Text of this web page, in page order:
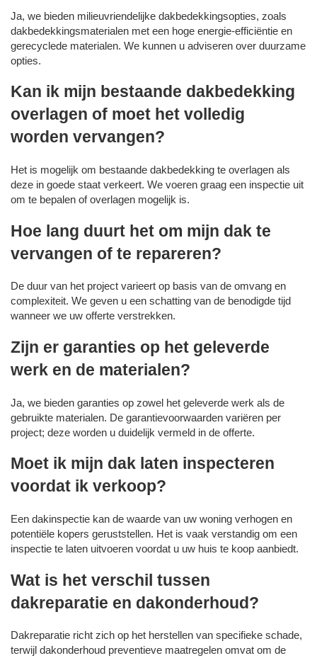
Ja, we bieden milieuvriendelijke dakbedekkingsopties, zoals
dakbedekkingsmaterialen met een hoge energie-efficiëntie en
gerecyclede materialen. We kunnen u adviseren over duurzame
opties.
Kan ik mijn bestaande dakbedekking
overlagen of moet het volledig
worden vervangen?
Het is mogelijk om bestaande dakbedekking te overlagen als
deze in goede staat verkeert. We voeren graag een inspectie uit
om te bepalen of overlagen mogelijk is.
Hoe lang duurt het om mijn dak te
vervangen of te repareren?
De duur van het project varieert op basis van de omvang en
complexiteit. We geven u een schatting van de benodigde tijd
wanneer we uw offerte verstrekken.
Zijn er garanties op het geleverde
werk en de materialen?
Ja, we bieden garanties op zowel het geleverde werk als de
gebruikte materialen. De garantievoorwaarden variëren per
project; deze worden u duidelijk vermeld in de offerte.
Moet ik mijn dak laten inspecteren
voordat ik verkoop?
Een dakinspectie kan de waarde van uw woning verhogen en
potentiële kopers geruststellen. Het is vaak verstandig om een
inspectie te laten uitvoeren voordat u uw huis te koop aanbiedt.
Wat is het verschil tussen
dakreparatie en dakonderhoud?
Dakreparatie richt zich op het herstellen van specifieke schade,
terwijl dakonderhoud preventieve maatregelen omvat om de